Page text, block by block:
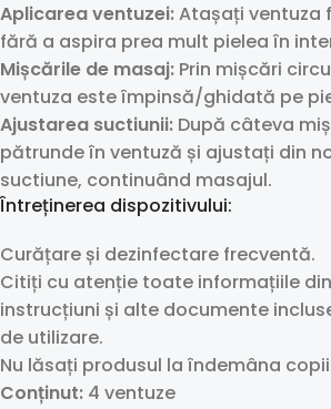
Aplicarea ventuzei:Atașați ventuza
fără a aspira prea mult pielea în
Mișcările de masaj: Prin mișcări
ventuza este împinsă/ghidată pe
Ajustarea suctiunii: După câteva
pătrunde în ventuză și ajustați din
suctiune, continuând masajul.
Întreținerea dispozitivului:
Curățare și dezinfectare frecventă.
Citiți cu atenție toate informațiile
instrucțiuni și alte documente
de utilizare.
Nu lăsați produsul la îndemâna
Conținut: 4 ventuze